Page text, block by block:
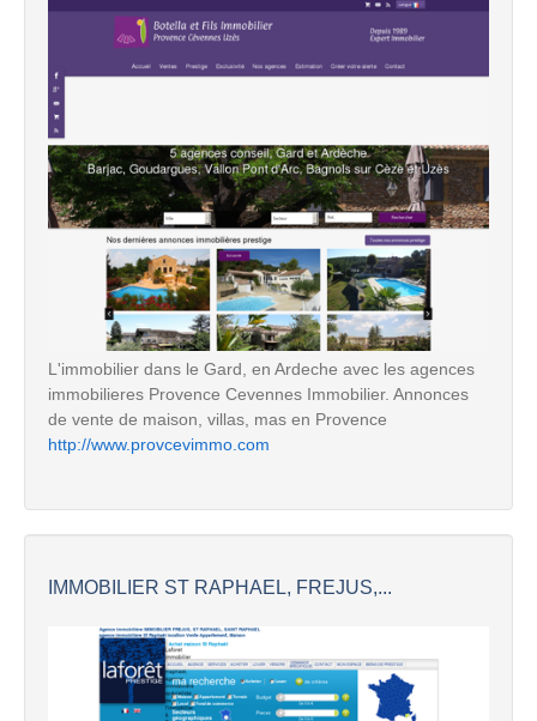
L'immobilier dans le Gard, en Ardeche avec les agences
immobilieres Provence Cevennes Immobilier. Annonces
de vente de maison, villas, mas en Provence
http://www.provcevimmo.com
IMMOBILIER ST RAPHAEL, FREJUS,...